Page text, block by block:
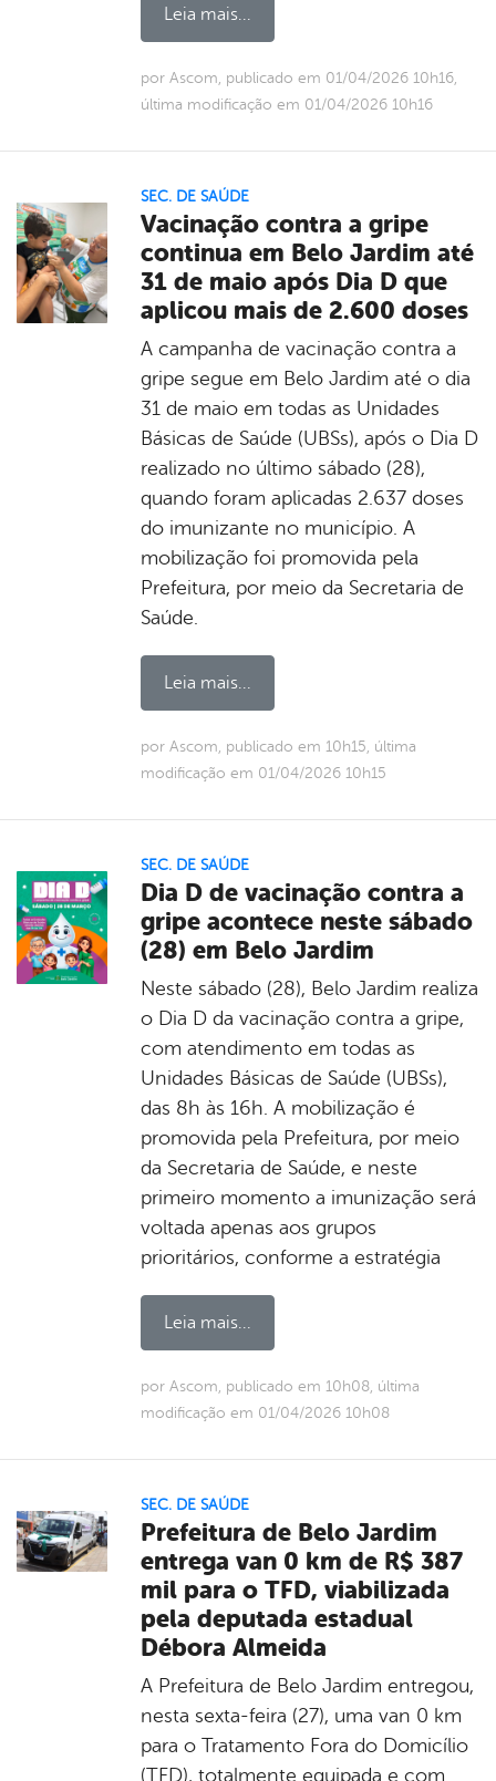
Leia mais...
por Ascom, publicado em 01/04/2026 10h16,
última modificação em 01/04/2026 10h16
SEC. DE SAÚDE
Vacinação contra a gripe
continua em Belo Jardim até
31 de maio após Dia D que
aplicou mais de 2.600 doses
A campanha de vacinação contra a
gripe segue em Belo Jardim até o dia
31 de maio em todas as Unidades
Básicas de Saúde (UBSs), após o Dia D
realizado no último sábado (28),
quando foram aplicadas 2.637 doses
do imunizante no município. A
mobilização foi promovida pela
Prefeitura, por meio da Secretaria de
Saúde.
Leia mais...
por Ascom, publicado em 10h15, última
modificação em 01/04/2026 10h15
SEC. DE SAÚDE
Dia D de vacinação contra a
gripe acontece neste sábado
(28) em Belo Jardim
Neste sábado (28), Belo Jardim realiza
o Dia D da vacinação contra a gripe,
com atendimento em todas as
Unidades Básicas de Saúde (UBSs),
das 8h às 16h. A mobilização é
promovida pela Prefeitura, por meio
da Secretaria de Saúde, e neste
primeiro momento a imunização será
voltada apenas aos grupos
prioritários, conforme a estratégia
Leia mais...
por Ascom, publicado em 10h08, última
modificação em 01/04/2026 10h08
SEC. DE SAÚDE
Prefeitura de Belo Jardim
entrega van 0 km de R$ 387
mil para o TFD, viabilizada
pela deputada estadual
Débora Almeida
A Prefeitura de Belo Jardim entregou,
nesta sexta-feira (27), uma van 0 km
para o Tratamento Fora do Domicílio
(TFD), totalmente equipada e com